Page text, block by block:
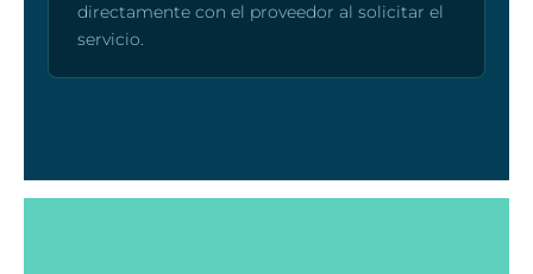
directamente con el proveedor al solicitar el
servicio.